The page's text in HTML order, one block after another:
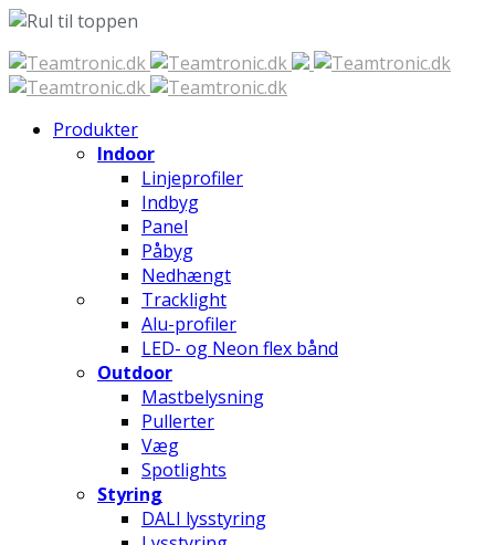
Spring
til
Produkter
Indoor
Linjeprofiler
Indbyg
Panel
Påbyg
Nedhængt
Tracklight
Alu-profiler
LED- og Neon flex bånd
Outdoor
Mastbelysning
Pullerter
Væg
Spotlights
Styring
DALI lysstyring